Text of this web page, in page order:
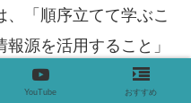
「順序立てて学ぶこ
源を活用すること」
YouTube おすすめ